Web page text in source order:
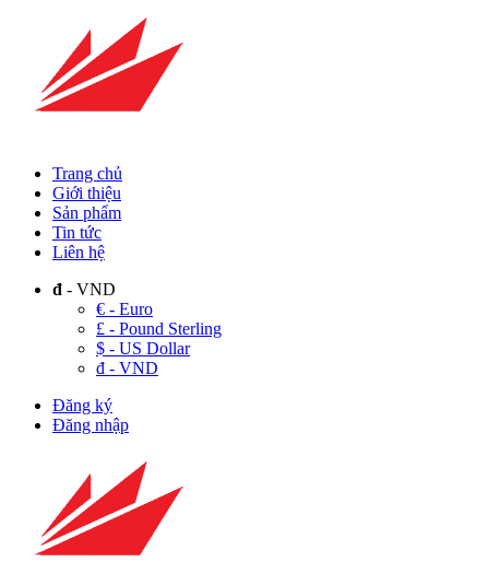
Trang chủ
Giới thiệu
Sản phẩm
Tin tức
Liên hệ
đ - VND
€ - Euro
£ - Pound Sterling
$ - US Dollar
đ - VND
Đăng ký
Đăng nhập